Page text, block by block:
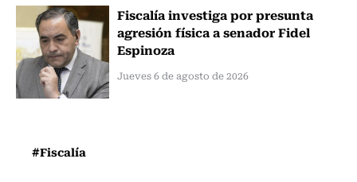
Fiscalía investiga por presunta
agresión física a senador Fidel
Espinoza
Jueves 6 de agosto de 2026
#Fiscalía